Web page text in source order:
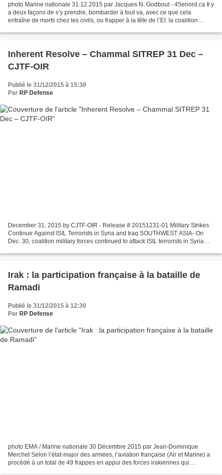
photo Marine nationale 31.12.2015 par Jacques N. Godbout - 45enord.ca Il y
a deux façons de s’y prendre, bombarder à tout va, avec ce que cela
entraîne de morts chez les civils, ou frapper à la tête de l’EI: la coalition
Inherent Resolve – Chammal SITREP 31 Dec –
CJTF-OIR
Publié le 31/12/2015 à 15:30
Par RP Defense
December 31, 2015 by CJTF-OIR - Release # 20151231-01 Military Strikes
Continue Against ISIL Terrorists in Syria and Iraq SOUTHWEST ASIA- On
Dec. 30, coalition military forces continued to attack ISIL terrorists in Syria
Irak : la participation française à la bataille de
Ramadi
Publié le 31/12/2015 à 12:30
Par RP Defense
photo EMA / Marine nationale 30 Décembre 2015 par Jean-Dominique
Merchet Selon l’état-major des armées, l’aviation française (Air et Marine) a
procédé à un total de 49 frappes en appui des forces irakiennes qui